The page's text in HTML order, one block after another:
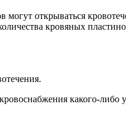
открываться
кровяных
какого-либо